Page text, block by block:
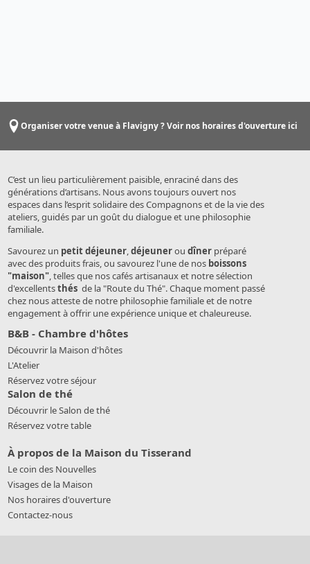
Organiser votre venue à Flavigny ? Voir nos horaires d'ouverture ici
C’est un lieu particulièrement paisible, enraciné dans des
générations d’artisans. Nous avons toujours ouvert nos
espaces dans l’esprit solidaire des Compagnons et de la vie des
ateliers, guidés par un goût du dialogue et une philosophie
familiale.
Savourez un petit déjeuner,déjeunerou dîner préparé
avec des produits frais, ou savourez l'une de nos boissons
"maison", telles que nos cafés artisanaux et notre sélection
d'excellentsthés de la "Route du Thé". Chaque moment passé
chez nous atteste de notre philosophie familiale et de notre
engagement à offrir une expérience unique et chaleureuse.
B&B - Chambre d'hôtes
Découvrir la Maison d'hôtes
L'Atelier
Réservez votre séjour
Salon de thé
Découvrir le Salon de thé
Réservez votre table
À propos de la Maison du Tisserand
Le coin des Nouvelles
Visages de la Maison
Nos horaires d'ouverture
Contactez-nous